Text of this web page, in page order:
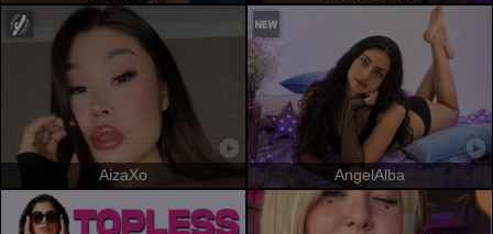
AizaXo AngelAlba